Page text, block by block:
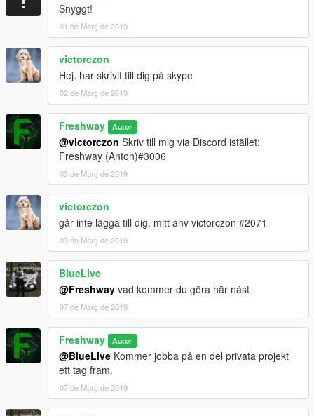
Snyggt!
01 de Març de 2019
victorczon
Hej. har skrivit till dig på skype
02 de Març de 2019
Freshway Autor
@victorczon Skriv till mig via Discord istället:
Freshway (Anton)#3006
03 de Març de 2019
victorczon
går inte lägga till dig. mitt anv victorczon #2071
03 de Març de 2019
BlueLive
@Freshway vad kommer du göra här näst
07 de Març de 2019
Freshway Autor
@BlueLive Kommer jobba på en del privata projekt
ett tag fram.
07 de Març de 2019